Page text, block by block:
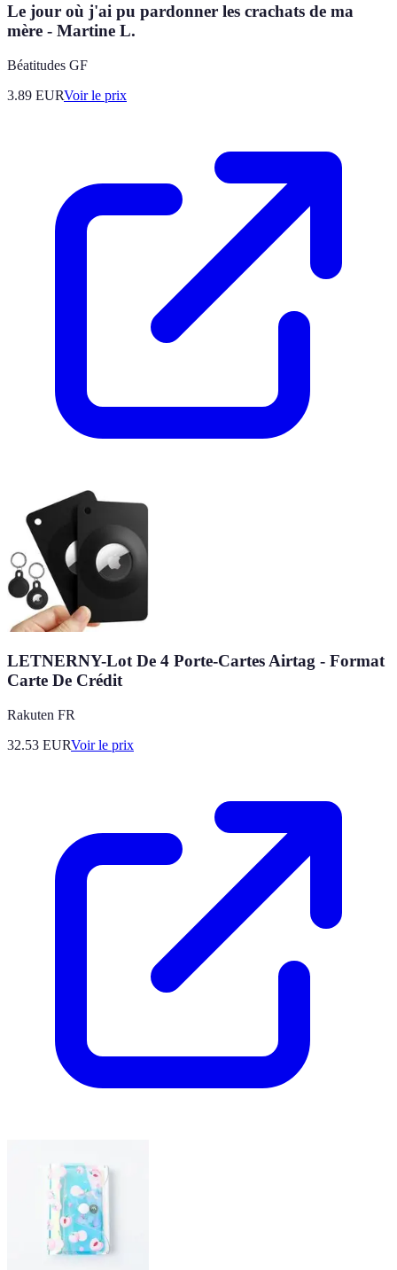
Le jour où j'ai pu pardonner les crachats de ma
mère - Martine L.
Béatitudes GF
3.89 EURVoir le prix
LETNERNY-Lot De 4 Porte-Cartes Airtag - Format
Carte De Crédit
Rakuten FR
32.53 EURVoir le prix